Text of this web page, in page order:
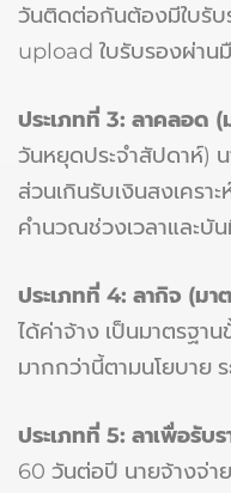
วันติดต่อกันต้องมีใบรับ
upload ใบรับรองผ่าน
ประเภทที่ 3: ลาคลอด (
วันหยุดประจำสัปดาห์)
ส่วนเกินรับเงินสงเคร
คำนวณช่วงเวลาและ
ประเภทที่ 4: ลากิจ (มา
ได้ค่าจ้าง เป็นมาตรฐา
มากกว่านี้ตามนโยบาย
ประเภทที่ 5: ลาเพื่อรับ
60 วันต่อปี นายจ้างจ่าย